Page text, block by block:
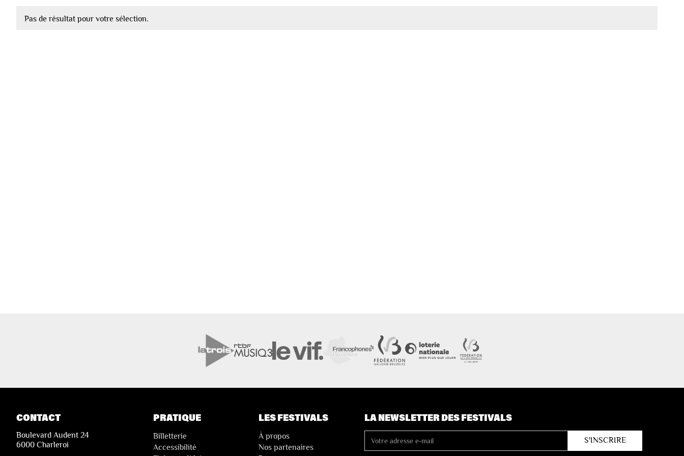
Pas de résultat pour votre sélection.
CONTACT
Boulevard Audent 24
6000 Charleroi
PRATIQUE
Billetterie
Accessibilité
LES FESTIVALS
À propos
Nos partenaires
LA NEWSLETTER DES FESTIVALS